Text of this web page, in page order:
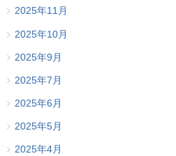
2025年11月
2025年10月
2025年9月
2025年7月
2025年6月
2025年5月
2025年4月